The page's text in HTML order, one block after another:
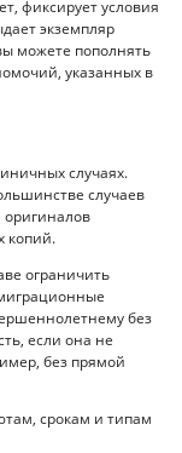
фиксирует условия
экземпляр
можете пополнять
указанных в
случаях.
случаев
оригиналов
копий.
ограничить
без
если она не
без прямой
срокам и типам